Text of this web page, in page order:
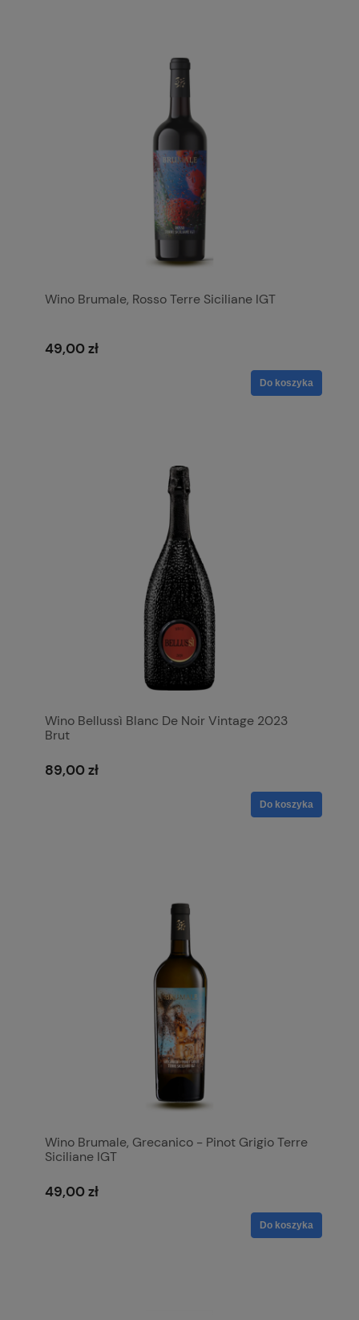
Wino Brumale, Rosso Terre Siciliane IGT
49,00 zł
Do koszyka
Wino Bellussì Blanc De Noir Vintage 2023
Brut
89,00 zł
Do koszyka
Wino Brumale, Grecanico - Pinot Grigio Terre
Siciliane IGT
49,00 zł
Do koszyka